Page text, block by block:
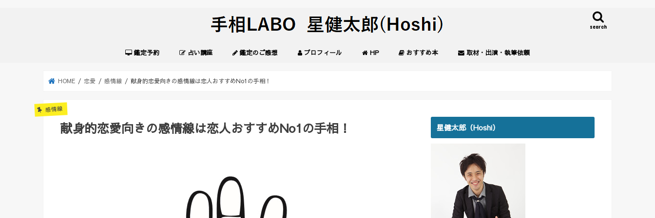
search
鑑定予約 占い講座 鑑定のご感想 プロフィール HP おすすめ本 取材・出演・執筆依頼
HOME 恋愛 感情線 献身的恋愛向きの感情線は恋人おすすめNo1の手相！
感情線
献身的恋愛向きの感情線は恋人おすすめNo1の手相！ 星健太郎（Hoshi）